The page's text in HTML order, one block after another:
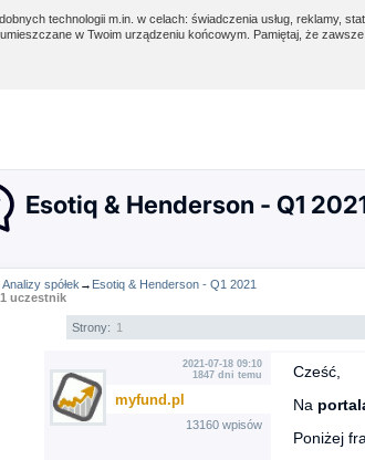
technologii m.in. w celach: świadczenia usług, reklamy,
w Twoim urządzeniu końcowym. Pamiętaj, że
Esotiq & Henderson - Q1
Analizy spółek → Esotiq & Henderson - Q1 2021
uczestnik
Strony: 1
2021-07-18 09:10
1847 dni temu
myfund.pl
13160 wpisów
Cześć,
Na
Poniżej